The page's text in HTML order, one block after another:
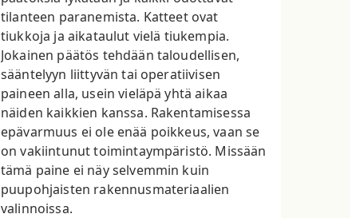
tilanteen paranemista. Katteet ovat
tiukkoja ja aikataulut vielä tiukempia.
Jokainen päätös tehdään taloudellisen,
sääntelyyn liittyvän tai operatiivisen
paineen alla, usein vieläpä yhtä aikaa
näiden kaikkien kanssa. Rakentamisessa
epävarmuus ei ole enää poikkeus, vaan se
on vakiintunut toimintaympäristö. Missään
tämä paine ei näy selvemmin kuin
puupohjaisten rakennusmateriaalien
valinnoissa.